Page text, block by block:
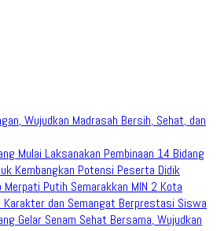
Wujudkan Madrasah Bersih, Sehat, dan
Mulai Laksanakan Pembinaan 14 Bidang
Kembangkan Potensi Peserta Didik
Putih Semarakkan MIN 2 Kota
Karakter dan Semangat Berprestasi Siswa
Gelar Senam Sehat Bersama, Wujudkan